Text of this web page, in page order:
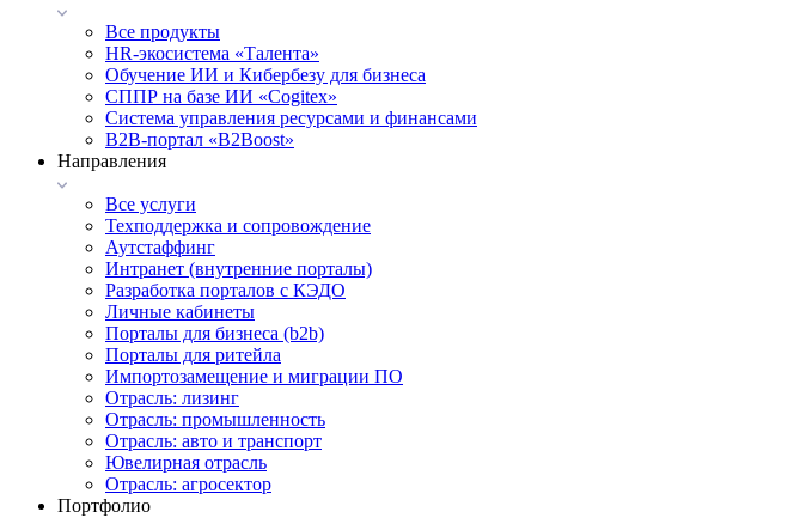
Все продукты
HR-экосистема «Талента»
Обучение ИИ и Кибербезу для бизнеса
СППР на базе ИИ «Cogitex»
Система управления ресурсами и финансами
B2B-портал «B2Boost»
Направления
Все услуги
Техподдержка и сопровождение
Аутстаффинг
Интранет (внутренние порталы)
Разработка порталов с КЭДО
Личные кабинеты
Порталы для бизнеса (b2b)
Порталы для ритейла
Импортозамещение и миграции ПО
Отрасль: лизинг
Отрасль: промышленность
Отрасль: авто и транспорт
Ювелирная отрасль
Отрасль: агросектор
Портфолио